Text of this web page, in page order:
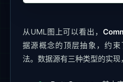
从UML图上可以看出，
据源概念的顶层抽象，约
法。数据源有三种类型的实现